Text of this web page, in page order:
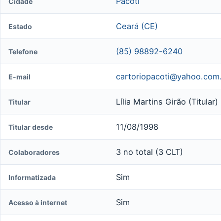
Estado Ceará (CE)
Telefone (85) 98892-6240
E-mail
Titular Lília Martins Girão (Titular)
Titular desde 11/08/1998
Colaboradores 3 no total (3 CLT)
Informatizada Sim
Acesso à internet Sim